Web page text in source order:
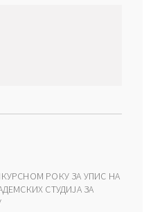
РОКУ ЗА УПИС НА
СТУДИЈА ЗА